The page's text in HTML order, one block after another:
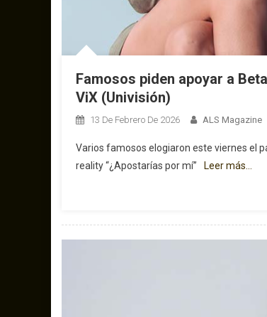
Famosos piden apoyar a
ViX (Univisión)
13 De Febrero De 2026 ALS Magazine
Varios famosos elogiaron este viernes el
reality “¿Apostarías por mí”
Leer más…